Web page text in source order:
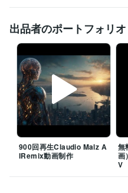
◆コンタクト（対応メニューから
｜
◆予定の確認
｜
◆最終確認
｜
｜打ち合わせ
◆スタート前１５分サービス終了後
で対応可能です。
平日午前中は、ほぼ毎日対応可能
す。
ご相談にも丁寧に迅速に可能な限
出品者のポートフォリオ
900回再生Claudio Malz A
IRemix動画制作
無
画
V